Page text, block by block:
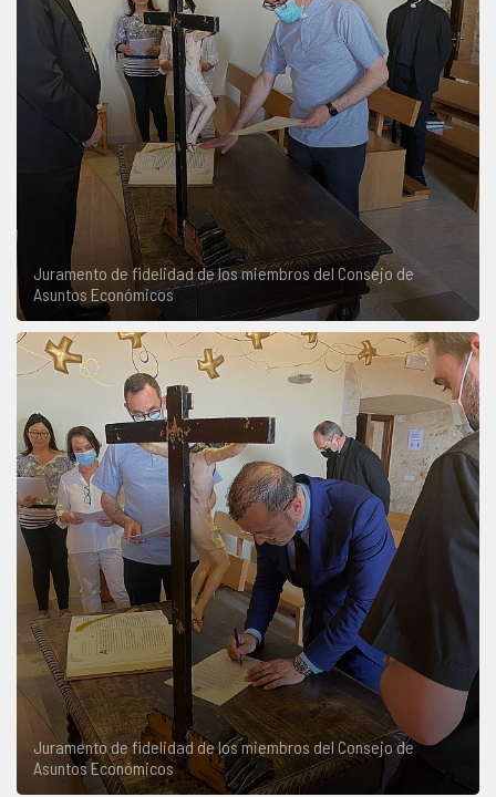
Juramento de fidelidad de los miembros del Consejo de
Asuntos Económicos
Juramento de fidelidad de los miembros del Consejo de
Asuntos Económicos